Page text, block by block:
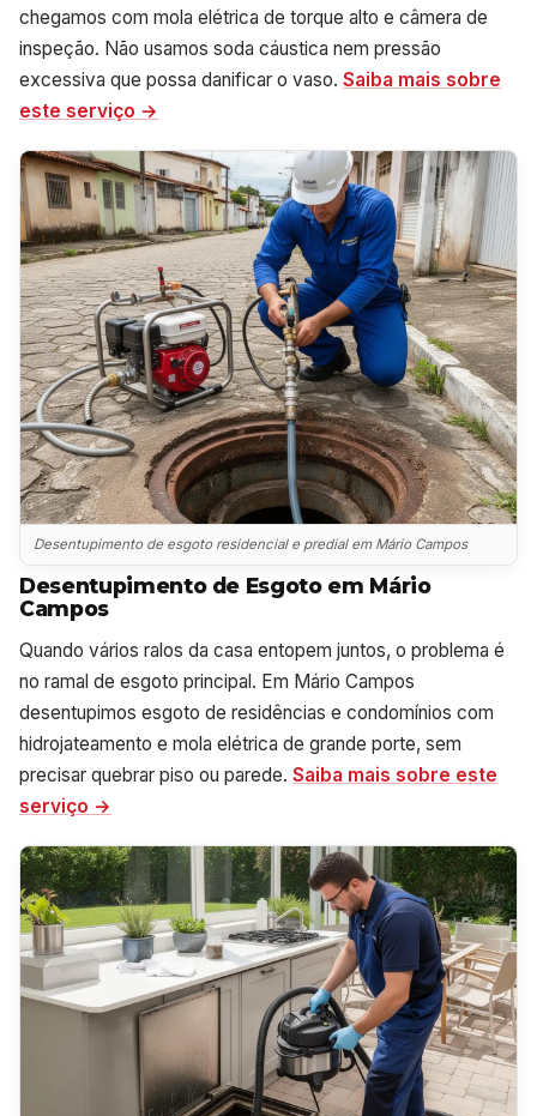
chegamos com mola elétrica de torque alto e câmera de
inspeção. Não usamos soda cáustica nem pressão
excessiva que possa danificar o vaso. Saiba mais sobre
este serviço →
Desentupimento de esgoto residencial e predial em Mário Campos
Desentupimento de Esgoto em Mário
Campos
Quando vários ralos da casa entopem juntos, o problema é
no ramal de esgoto principal. Em Mário Campos
desentupimos esgoto de residências e condomínios com
hidrojateamento e mola elétrica de grande porte, sem
precisar quebrar piso ou parede. Saiba mais sobre este
serviço →